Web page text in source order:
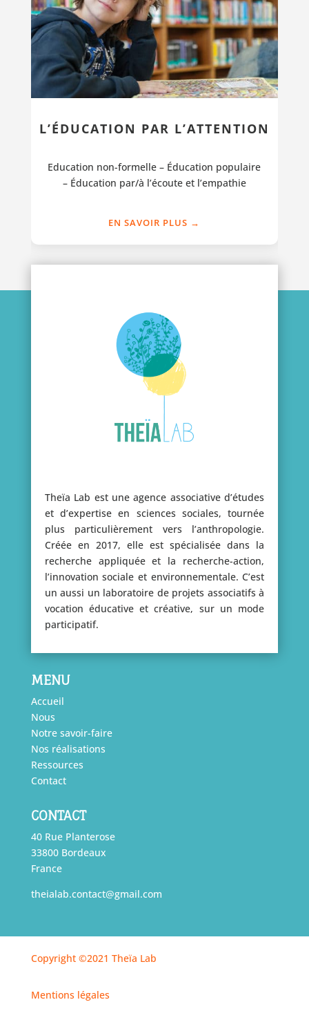
L’ÉDUCATION PAR L’ATTENTION
Education non-formelle – Éducation populaire
– Éducation par/à l’écoute et l’empathie
EN SAVOIR PLUS →
Theïa Lab est une agence associative d’études
et d’expertise en sciences sociales, tournée
plus particulièrement vers l’anthropologie.
Créée en 2017, elle est spécialisée dans la
recherche appliquée et la recherche-action,
l’innovation sociale et environnementale. C’est
un aussi un laboratoire de projets associatifs à
vocation éducative et créative, sur un mode
participatif.
MENU
Accueil
Nous
Notre savoir-faire
Nos réalisations
Ressources
Contact
CONTACT
40 Rue Planterose
33800 Bordeaux
France
theialab.contact@gmail.com
Copyright ©2021 Theïa Lab
Mentions légales